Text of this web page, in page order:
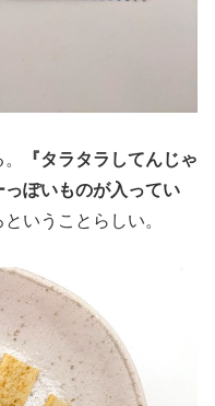
『タラタラしてんじゃ
ぽいものが入ってい
いうことらしい。